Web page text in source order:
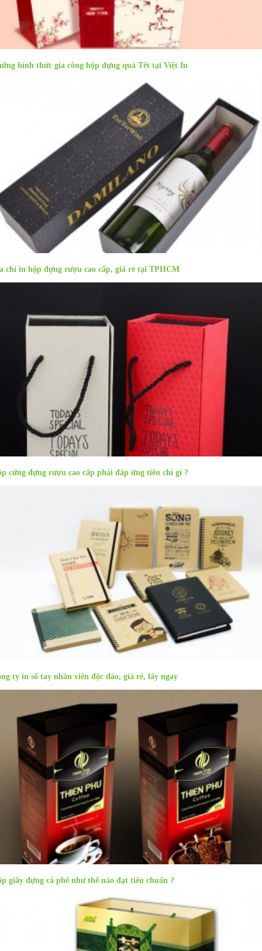
hình thức gia công hộp đựng quà Tết tại Việt In
chỉ in hộp đựng rượu cao cấp, giá rẻ tại TPHCM
cứng đựng rượu cao cấp phải đáp ứng tiêu chí gì ?
ty in sổ tay nhân viên độc đáo, giá rẻ, lấy ngay
giấy đựng cà phê như thế nào đạt tiêu chuẩn ?